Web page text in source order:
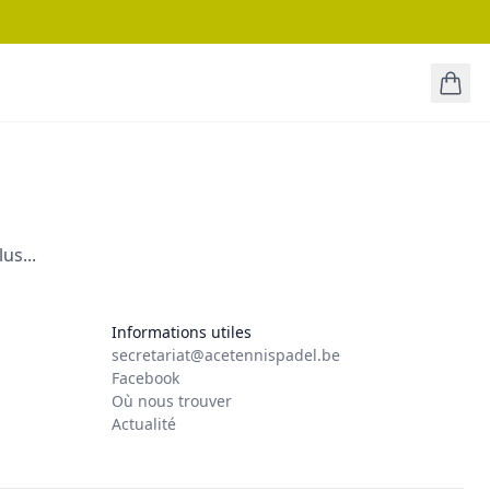
Informations utiles
secretariat@acetennispadel.be
Facebook
Où nous trouver
Actualité